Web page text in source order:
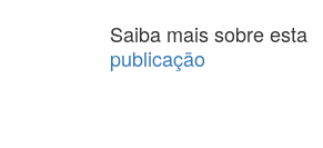
Saiba mais sobre esta
publicação